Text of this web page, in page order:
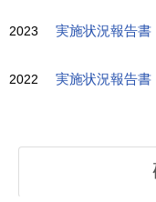
2023 実施状況報告書
2022 実施状況報告書